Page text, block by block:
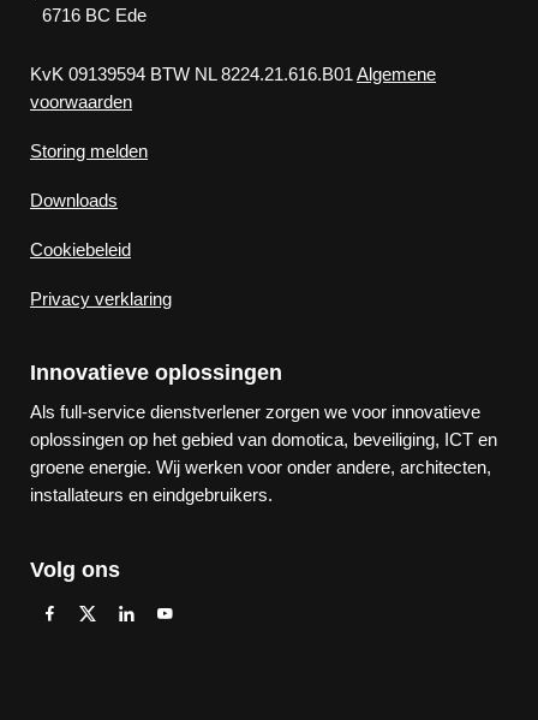
6716 BC Ede
KvK 09139594 BTW NL 8224.21.616.B01 Algemene
voorwaarden
Storing melden
Downloads
Cookiebeleid
Privacy verklaring
Innovatieve oplossingen
Als full-service dienstverlener zorgen we voor innovatieve
oplossingen op het gebied van domotica, beveiliging, ICT en
groene energie. Wij werken voor onder andere, architecten,
installateurs en eindgebruikers.
Volg ons